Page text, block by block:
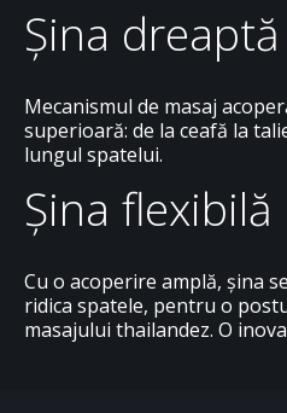
Șina dreaptă
Mecanismul de masaj
superioară: de la ceafă la
lungul spatelui.
Șina flexibilă
Cu o acoperire amplă, șina
ridica spatele, pentru o
masajului thailandez. O